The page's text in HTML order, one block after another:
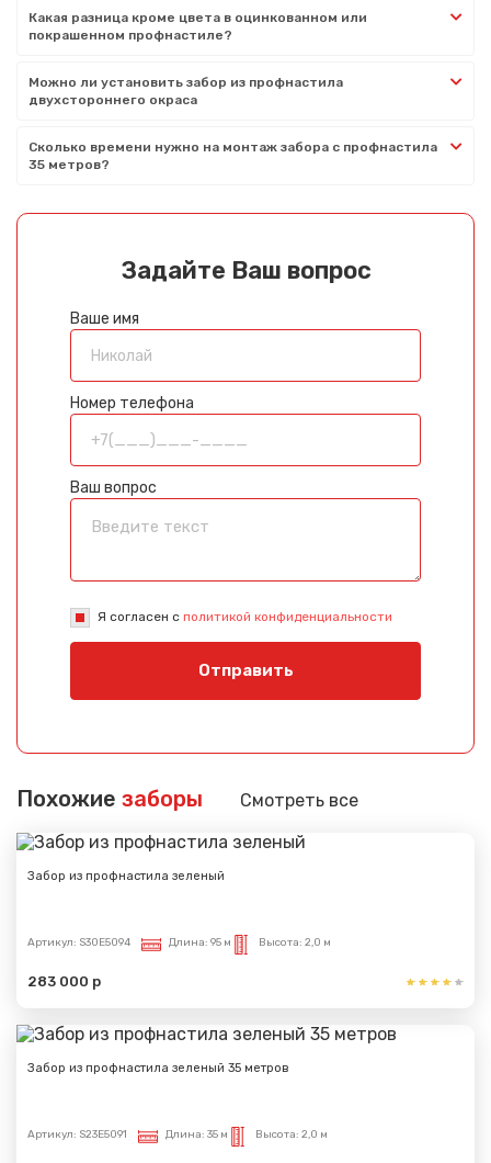
Какая разница кроме цвета в оцинкованном или
покрашенном профнастиле?
Можно ли установить забор из профнастила
двухстороннего окраса
Сколько времени нужно на монтаж забора с профнастила
35 метров?
Задайте Ваш вопрос
Ваше имя
Номер телефона
Ваш вопрос
Я согласен с политикой конфиденциальности
Отправить
Похожие заборы Смотреть все
Забор из профнастила зеленый
Артикул: S30E5094 Длина: 95 м Высота: 2,0 м
283 000 р
Забор из профнастила зеленый 35 метров
Артикул: S23E5091 Длина: 35 м Высота: 2,0 м